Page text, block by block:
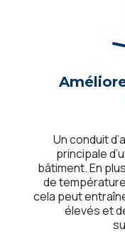
Un conduit
principale
bâtiment. En
de
cela peut
élevés et